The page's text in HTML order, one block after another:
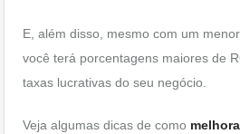
E, além disso, mesmo com um
você terá porcentagens maiores de
taxas lucrativas do seu negócio.
Veja algumas dicas de como